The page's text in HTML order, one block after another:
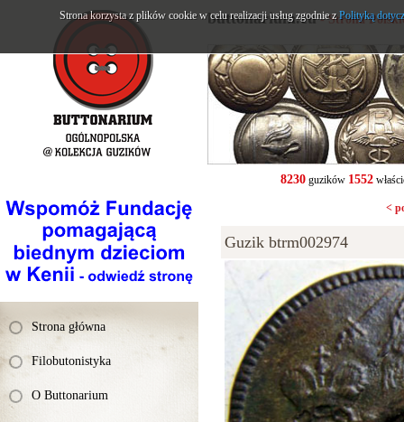
Strona główna
Filobutonistyka
O Buttonarium
buttonarium.eu- Strona
8230guzików 1552
<
Guzik btrm002974
Strona korzysta z plików cookie w celu realizacji usług zgodnie zPolityką